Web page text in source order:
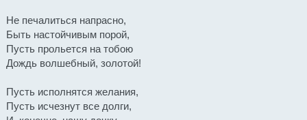
Не печалиться напрасно,
Быть настойчивым порой,
Пусть прольется на тобою
Дождь волшебный, золотой!
Пусть исполнятся желания,
Пусть исчезнут все долги,